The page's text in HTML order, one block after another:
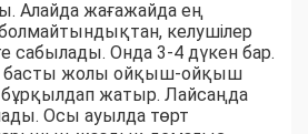
Алайда жағажайда ең
келушілер
сабылады. Онда 3-4 дүкен бар.
басты жолы ойқыш-ойқыш
жатыр. Лайсаңда
Осы ауылда төрт